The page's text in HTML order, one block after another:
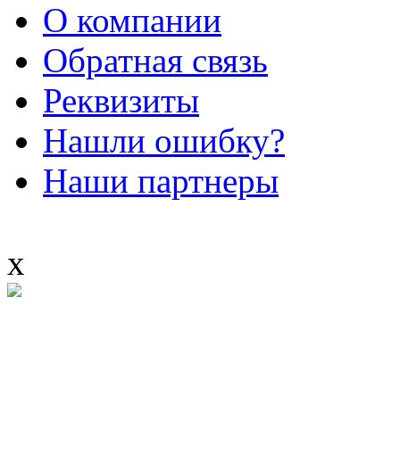
О компании
Обратная связь
Реквизиты
Нашли ошибку?
Наши партнеры
x